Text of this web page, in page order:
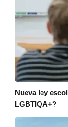
Nueva ley
LGBTIQA+?